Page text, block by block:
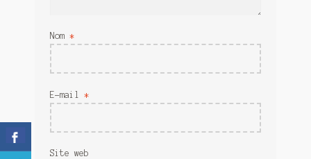
Meurtre en alternance
Meurtre sous couverture
Mon admirateur de l’avent
Mon Compte
Nom *
E-mail *
Site web